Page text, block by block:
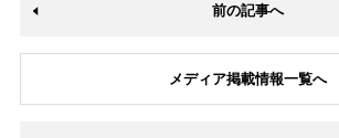
前の記事へ
メディア掲載情報一覧へ